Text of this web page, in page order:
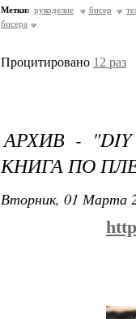
Метки: рукоделие бисер
бисера
Процитировано 12 раз
АРХИВ - "DIY
КНИГА ПО
Вторник, 01 Марта